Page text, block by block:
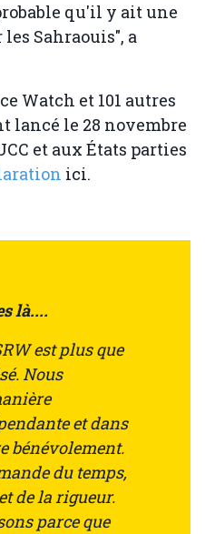
qu'il y ait une
Sahraouis", a
Watch et 101 autres
lancé le 28 novembre
et aux États parties
ici.
là....
est plus que
Nous
et dans
bénévolement.
du temps,
de la rigueur.
parce que